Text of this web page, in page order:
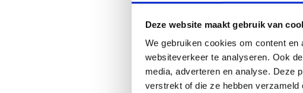
Deze website maakt gebruik van
We gebruiken cookies om content
websiteverkeer te analyseren. Ook
media, adverteren en analyse. Deze
verstrekt of die ze hebben
jezelf fit en
🏋️Ring Fit
interactieve
Met de
energieke